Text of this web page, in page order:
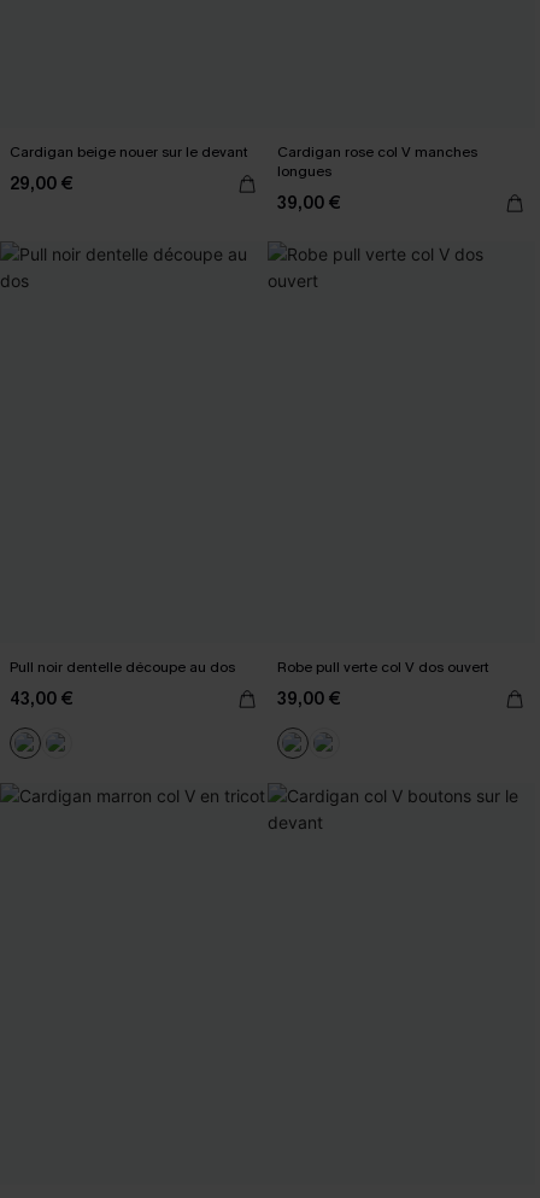
Cardigan beige nouer sur le devant
29,00 €
Cardigan rose col V manches
longues
39,00 €
Pull noir dentelle découpe au dos
43,00 €
Robe pull verte col V dos ouvert
39,00 €